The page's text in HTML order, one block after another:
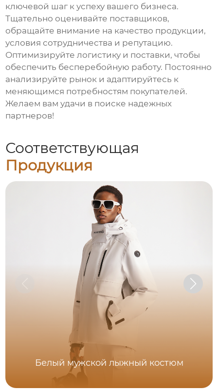
ключевой шаг к успеху вашего бизнеса.
Тщательно оценивайте поставщиков,
обращайте внимание на качество продукции,
условия сотрудничества и репутацию.
Оптимизируйте логистику и поставки, чтобы
обеспечить бесперебойную работу. Постоянно
анализируйте рынок и адаптируйтесь к
меняющимся потребностям покупателей.
Желаем вам удачи в поиске надежных
партнеров!
Соответствующая
Продукция
Белый мужской лыжный костюм